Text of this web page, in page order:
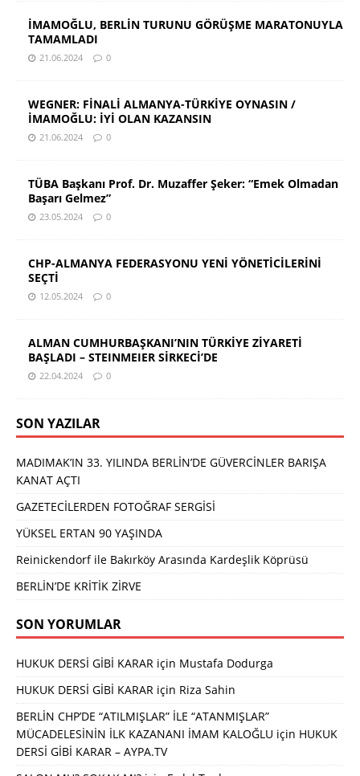
İMAMOĞLU, BERLİN TURUNU GÖRÜŞME MARATONUYLA
TAMAMLADI
21.06.2024 0
WEGNER: FİNALİ ALMANYA-TÜRKİYE OYNASIN /
İMAMOĞLU: İYİ OLAN KAZANSIN
21.06.2024 0
TÜBA Başkanı Prof. Dr. Muzaffer Şeker: “Emek Olmadan
Başarı Gelmez”
23.05.2024 0
CHP-ALMANYA FEDERASYONU YENİ YÖNETİCİLERİNİ
SEÇTİ
12.05.2024 0
ALMAN CUMHURBAŞKANI’NIN TÜRKİYE ZİYARETİ
BAŞLADI – STEINMEIER SİRKECİ’DE
22.04.2024 0
SON YAZILAR
MADIMAK’IN 33. YILINDA BERLİN’DE GÜVERCİNLER BARIŞA
KANAT AÇTI
GAZETECİLERDEN FOTOĞRAF SERGİSİ
YÜKSEL ERTAN 90 YAŞINDA
Reinickendorf ile Bakırköy Arasında Kardeşlik Köprüsü
BERLİN’DE KRİTİK ZİRVE
SON YORUMLAR
HUKUK DERSİ GİBİ KARAR için Mustafa Dodurga
HUKUK DERSİ GİBİ KARAR için Riza Sahin
BERLİN CHP’DE “ATILMIŞLAR” İLE “ATANMIŞLAR”
MÜCADELESİNİN İLK KAZANANI İMAM KALOĞLU için HUKUK
DERSİ GİBİ KARAR – AYPA.TV